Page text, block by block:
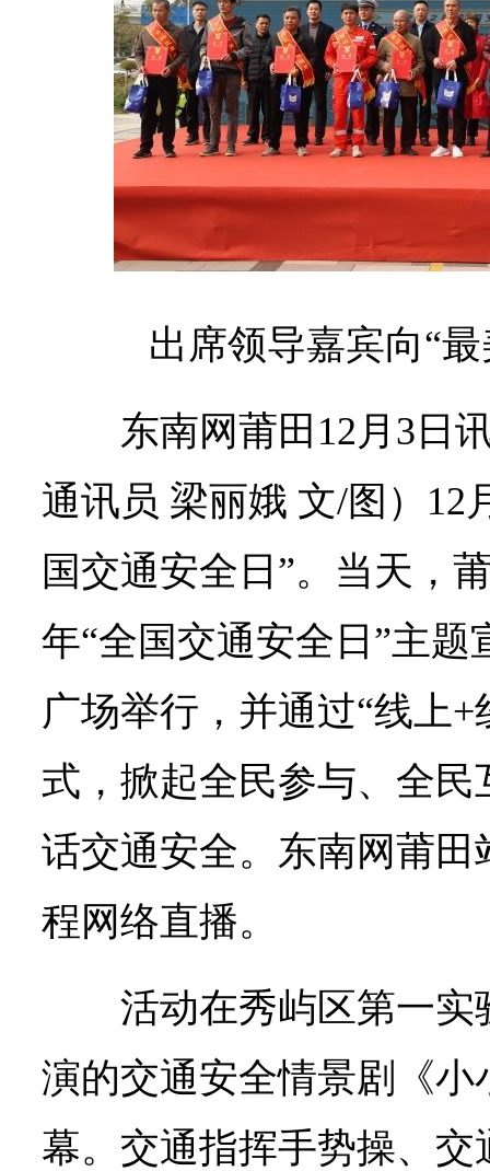
出席领导嘉宾向“
东南网莆田12月3日
通讯员 梁丽娥 文/图）12
国交通安全日”。当天，
年“全国交通安全日”主
广场举行，并通过“线上
式，掀起全民参与、全
话交通安全。东南网莆
程网络直播。
活动在秀屿区第一
演的交通安全情景剧《
幕。交通指挥手势操、